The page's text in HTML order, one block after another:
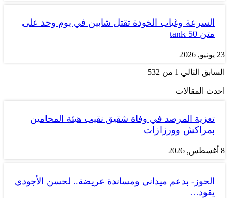
السرعة وغياب الخودة تقتل شابين في يوم وحد على
متن tank 50
23 يونيو, 2026
السابق التالي 1 من 532
احدث المقالات
تعزية المرصد في وفاة شقيق نقيب هيئة المحامين
بمراكش وورزازات
8 أغسطس, 2026
الحوز- بدعم ميداني ومساندة عريضة.. لحسن الأجودي
يقود…